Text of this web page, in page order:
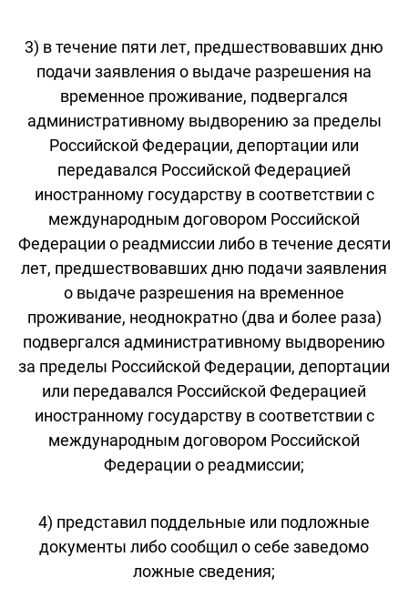
3) в течение пяти лет, предшествовавших дню
подачи заявления о выдаче разрешения на
временное проживание, подвергался
административному выдворению за пределы
Российской Федерации, депортации или
передавался Российской Федерацией
иностранному государству в соответствии с
международным договором Российской
Федерации о реадмиссии либо в течение десяти
лет, предшествовавших дню подачи заявления
о выдаче разрешения на временное
проживание, неоднократно (два и более раза)
подвергался административному выдворению
за пределы Российской Федерации, депортации
или передавался Российской Федерацией
иностранному государству в соответствии с
международным договором Российской
Федерации о реадмиссии;
4) представил поддельные или подложные
документы либо сообщил о себе заведомо
ложные сведения;